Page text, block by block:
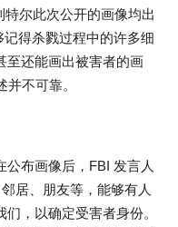
特尔此次公开的画像均出
得杀戮过程中的许多细
至还能画出被害者的画
不可靠。
布画像后，FBI 发言人
居、朋友等，能够有人
，以确定受害者身份。